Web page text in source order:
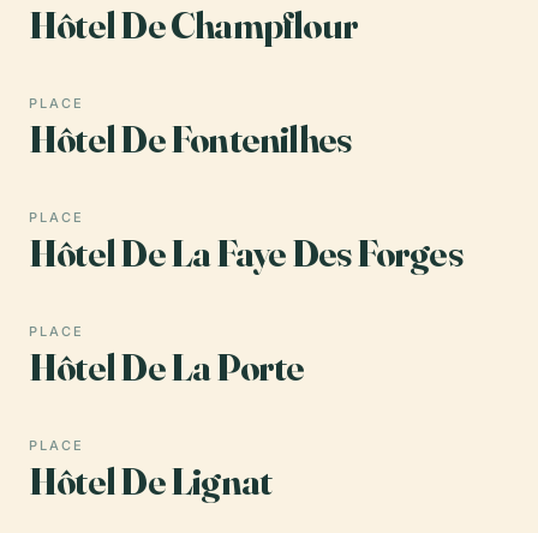
Hôtel De Champflour
PLACE
Hôtel De Fontenilhes
PLACE
Hôtel De La Faye Des Forges
PLACE
Hôtel De La Porte
PLACE
Hôtel De Lignat